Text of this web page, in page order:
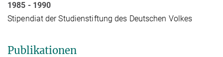
1985 - 1990
Stipendiat der Studienstiftung des Deutschen Volkes
Publikationen